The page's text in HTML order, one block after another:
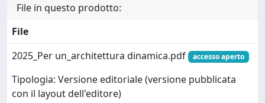
File in questo prodotto:
File
2025_Per un_architettura dinamica.pdf
accesso aperto
Tipologia: Versione editoriale (versione pubblicata
con il layout dell'editore)